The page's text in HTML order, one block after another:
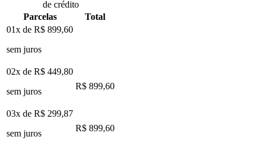
de crédito
Parcelas
Total
01x de R$ 899,60
sem juros
02x de R$ 449,80
sem juros
R$ 899,60
03x de R$ 299,87
sem juros
R$ 899,60